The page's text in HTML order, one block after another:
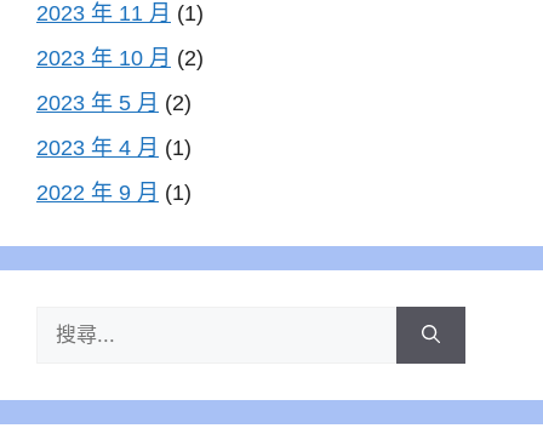
2023 年 11 月 (1)
2023 年 10 月 (2)
2023 年 5 月 (2)
2023 年 4 月 (1)
2022 年 9 月 (1)